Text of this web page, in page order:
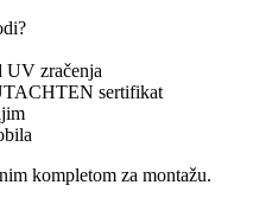
UV zračenja
sertifikat
kompletom za montažu.